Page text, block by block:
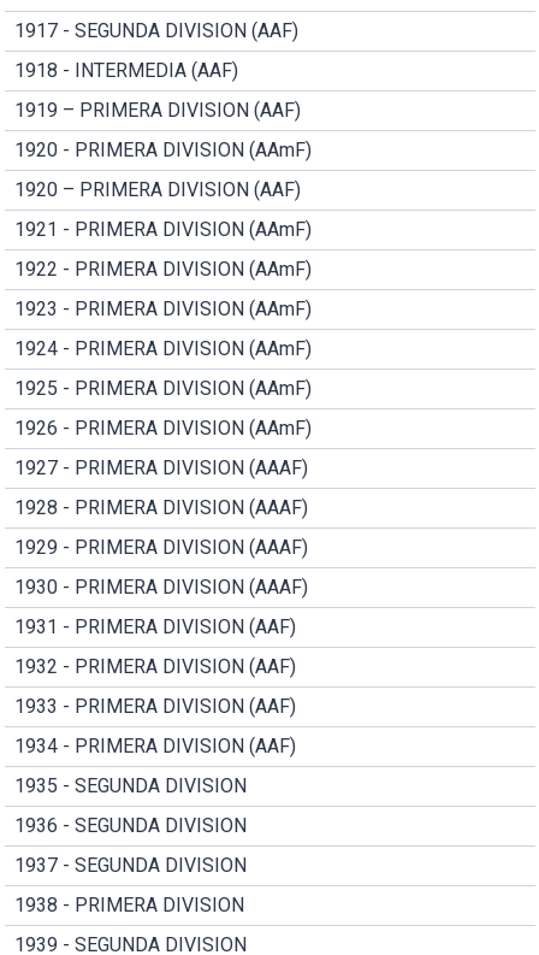
1917 - SEGUNDA DIVISION (AAF)
1918 - INTERMEDIA (AAF)
1919 – PRIMERA DIVISION (AAF)
1920 - PRIMERA DIVISION (AAmF)
1920 – PRIMERA DIVISION (AAF)
1921 - PRIMERA DIVISION (AAmF)
1922 - PRIMERA DIVISION (AAmF)
1923 - PRIMERA DIVISION (AAmF)
1924 - PRIMERA DIVISION (AAmF)
1925 - PRIMERA DIVISION (AAmF)
1926 - PRIMERA DIVISION (AAmF)
1927 - PRIMERA DIVISION (AAAF)
1928 - PRIMERA DIVISION (AAAF)
1929 - PRIMERA DIVISION (AAAF)
1930 - PRIMERA DIVISION (AAAF)
1931 - PRIMERA DIVISION (AAF)
1932 - PRIMERA DIVISION (AAF)
1933 - PRIMERA DIVISION (AAF)
1934 - PRIMERA DIVISION (AAF)
1935 - SEGUNDA DIVISION
1936 - SEGUNDA DIVISION
1937 - SEGUNDA DIVISION
1938 - PRIMERA DIVISION
1939 - SEGUNDA DIVISION